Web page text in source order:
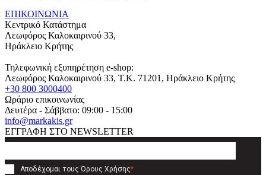
ΕΠΙΚΟΙΝΩΝΙΑ
Κεντρικό Κατάστημα
Λεωφόρος Καλοκαιρινού 33,
Ηράκλειο Κρήτης
Τηλεφωνική εξυπηρέτηση e-shop:
Λεωφόρος Καλοκαιρινού 33, T.K. 71201, Ηράκλειο Κρήτης
+30 800 3000400
Ωράριο επικοινωνίας
Δευτέρα - Σάββατο: 09:00 - 15:00
info@markakis.gr
ΕΓΓΡΑΦΗ ΣΤΟ NEWSLETTER
Αποδέχομαι τους Όρους Χρήσης*